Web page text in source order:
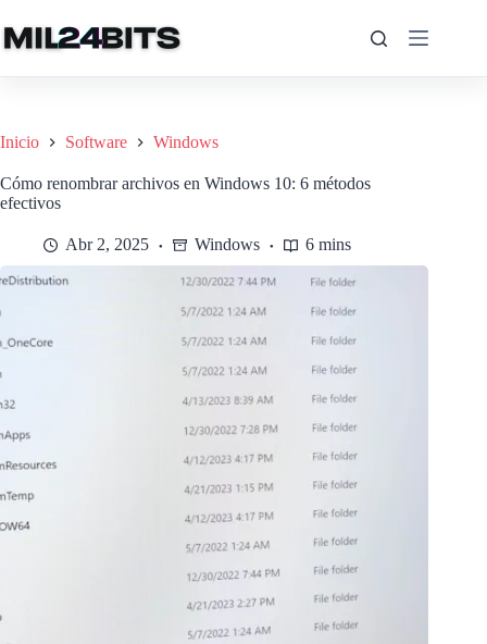
al
contenido
Inicio Software Windows
Cómo renombrar archivos en Windows 10: 6 métodos
efectivos
Abr 2, 2025 Windows 6 mins